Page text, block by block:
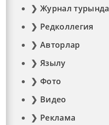
Журнал турында
Редколлегия
Авторлар
Язылу
Фото
Видео
Реклама